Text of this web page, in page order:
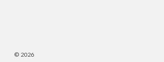
© 2026